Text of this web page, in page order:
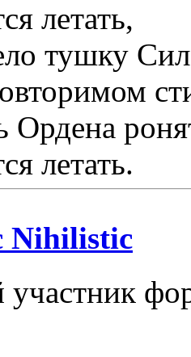
летать,
тушку
Ордена
летать.
Nihilistic